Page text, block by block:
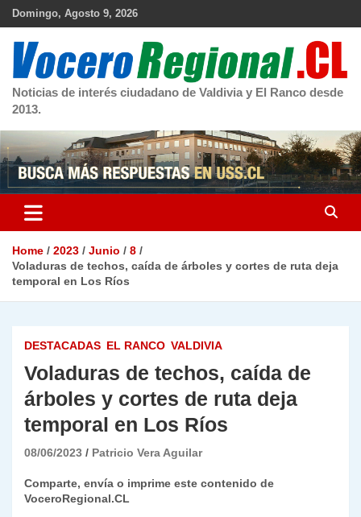
Skip
Domingo, Agosto 9, 2026
Noticias de interés ciudadano de Valdivia y El Ranco desde
2013.
Home 2023 Junio
8
Voladuras de techos, caída de árboles y cortes de ruta deja
temporal en Los Ríos
DESTACADAS EL RANCO VALDIVIA
Voladuras de techos, caída de
árboles y cortes de ruta deja
temporal en Los Ríos
08/06/2023 Patricio Vera Aguilar
Comparte, envía o imprime este contenido de
VoceroRegional.CL